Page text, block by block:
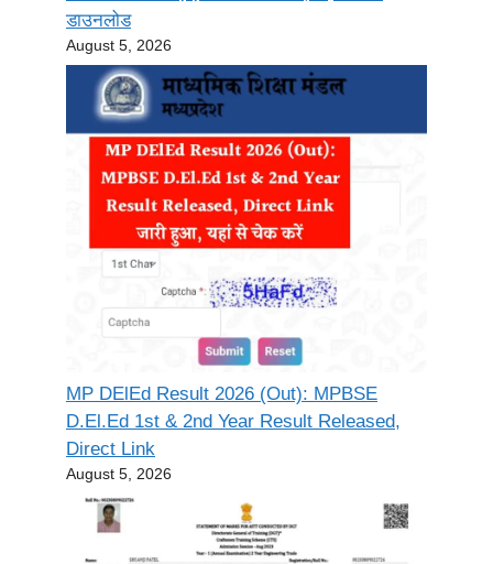
डाउनलोड
August 5, 2026
MP DElEd Result 2026 (Out): MPBSE
D.El.Ed 1st & 2nd Year Result Released,
Direct Link
August 5, 2026